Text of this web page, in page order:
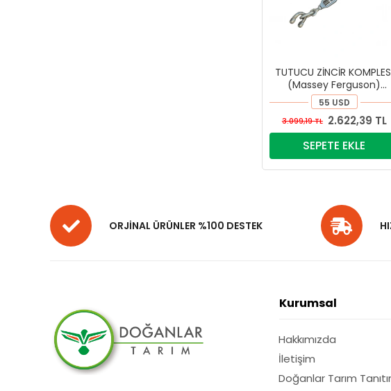
TUTUCU ZİNCİR
(Massey Ferguson)
(DYPMF-27)
55 USD
2.622,39 TL
3.099,19 TL
SEPETE EKLE
ORJİNAL ÜRÜNLER %100 DESTEK
Kurumsal
Hakkımızda
İletişim
Doğanlar Tarım